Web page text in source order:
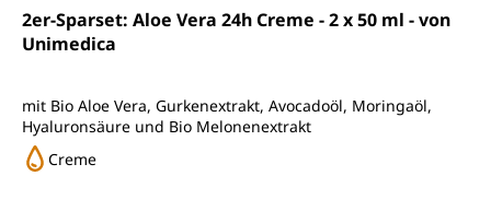
Durchschnittliche Bewertung von 4.9 von 5 Sternen
2er-Sparset: Aloe Vera 24h Creme - 2 x 50 ml - von
Unimedica
mit Bio Aloe Vera, Gurkenextrakt, Avocadoöl, Moringaöl,
Hyaluronsäure und Bio Melonenextrakt
Creme